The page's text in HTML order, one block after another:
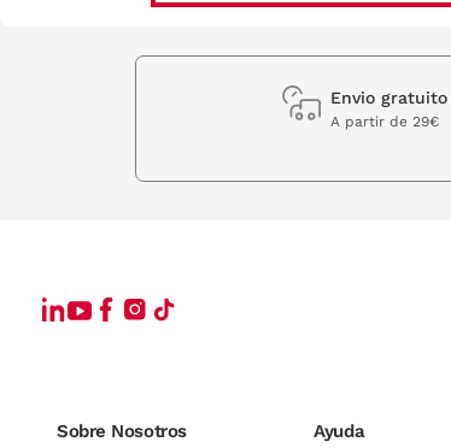
Envio gratuito
A partir de 29€
Sobre Nosotros Ayuda